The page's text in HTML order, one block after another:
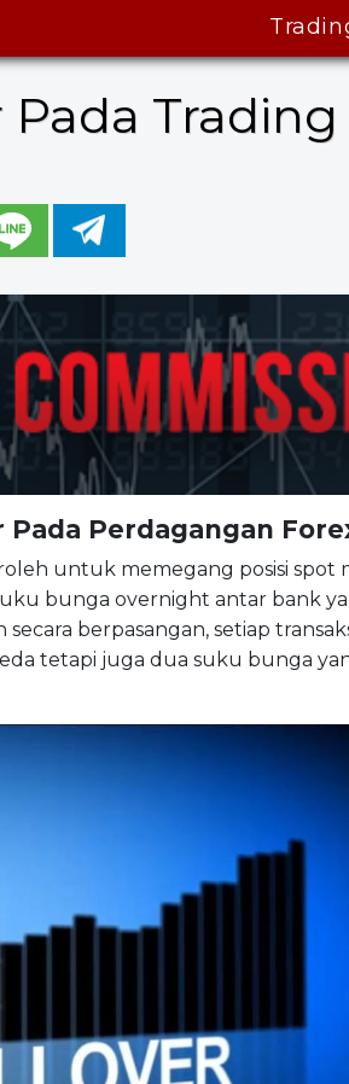
Trading
Perdagangan
untuk memegang posisi spot
bunga overnight antar bank
berpasangan, setiap
tetapi juga dua suku bunga